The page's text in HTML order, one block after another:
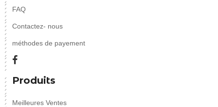
FAQ
Contactez- nous
méthodes de payement
Produits
Meilleures Ventes